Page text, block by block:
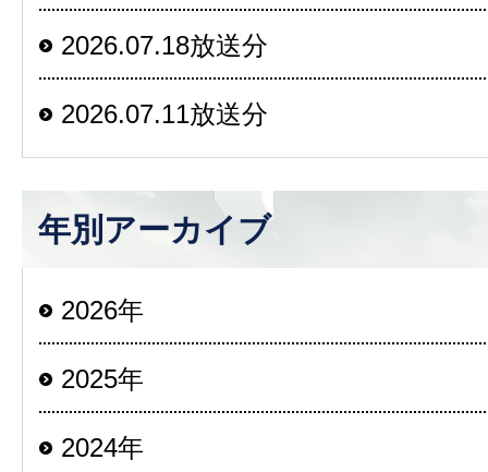
2026.07.18放送分
2026.07.11放送分
年別アーカイブ
2026年
2025年
2024年